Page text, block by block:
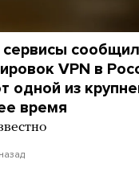
VPN в
одной из
время